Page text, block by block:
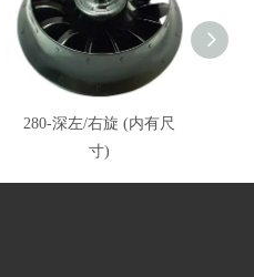
280-深左/右旋 (内有尺
寸)